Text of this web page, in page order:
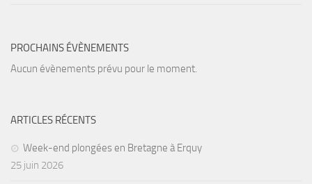
PROCHAINS ÉVÈNEMENTS
Aucun évènements prévu pour le moment.
ARTICLES RÉCENTS
Week-end plongées en Bretagne à Erquy
25 juin 2026